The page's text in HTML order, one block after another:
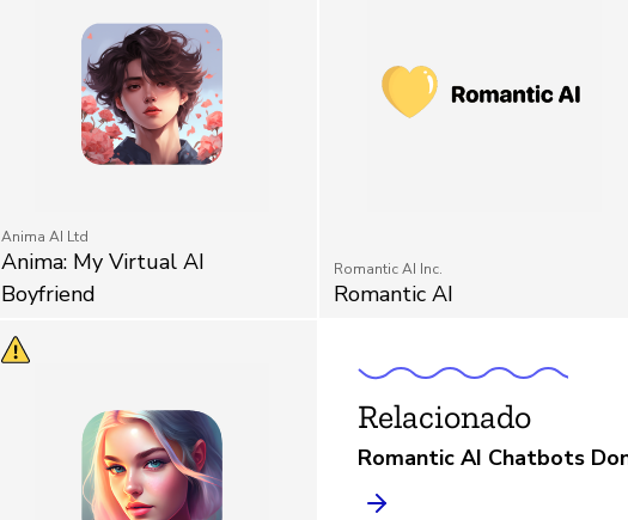
Relacionado
Romantic AI Chatbots
Anima AI Ltd
Anima: My Virtual AI
Boyfriend
Romantic AI Inc.
Romantic AI